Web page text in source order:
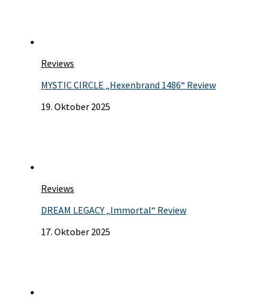
Reviews
MYSTIC CIRCLE „Hexenbrand 1486“ Review
19. Oktober 2025
Reviews
DREAM LEGACY „Immortal“ Review
17. Oktober 2025